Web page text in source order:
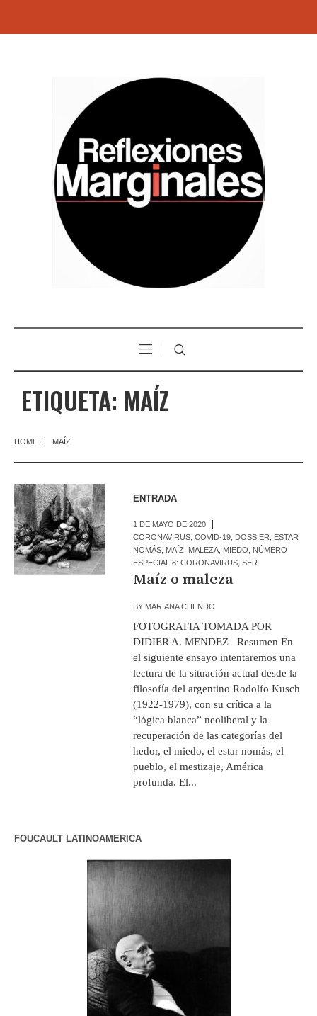
ETIQUETA: MAÍZ
HOME MAÍZ
ENTRADA
1 DE MAYO DE 2020
CORONAVIRUS ,COVID-19 DOSSIER
ESTAR
NOMÁS MAÍZ MALEZA MIEDO
NÚMERO
ESPECIAL 8: CORONAVIRUS ,SER
Maíz o maleza
BY MARIANA CHENDO
FOTOGRAFIA TOMADA POR
DIDIER A. MENDEZ Resumen En
el siguiente ensayo intentaremos una
lectura de la situación actual desde la
filosofía del argentino Rodolfo Kusch
(1922-1979), con su crítica a la
“lógica blanca” neoliberal y la
recuperación de las categorías del
hedor, el miedo, el estar nomás, el
pueblo, el mestizaje, América
profunda. El...
FOUCAULT LATINOAMERICA